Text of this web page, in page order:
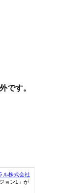
です。
ル株式会社
ョン1」が